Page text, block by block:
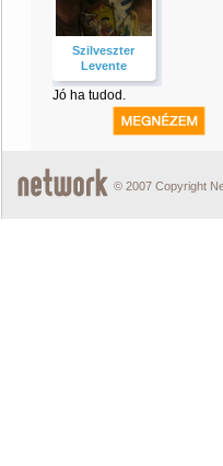
Szilveszter
Levente
Jó ha tudod.
© 2007 Copyright